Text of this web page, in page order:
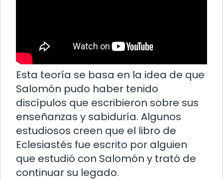
Esta teoría se basa en la idea de que
Salomón pudo haber tenido
discípulos que escribieron sobre sus
enseñanzas y sabiduría. Algunos
estudiosos creen que el libro de
Eclesiastés fue escrito por alguien
que estudió con Salomón y trató de
continuar su legado.